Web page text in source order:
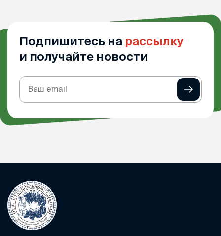
Подпишитесь на рассылку
и получайте новости
Подписка
на